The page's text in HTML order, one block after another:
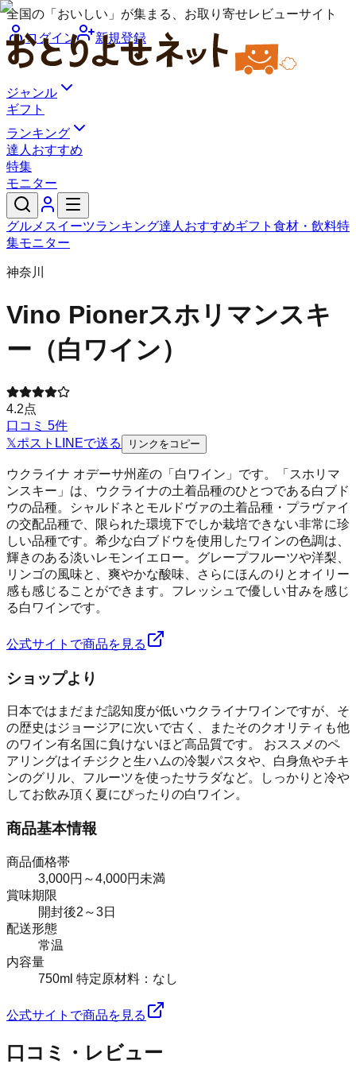
全国の「おいしい」が集まる、お取り寄せレビューサイト
ログイン
新規登録
ジャンル
ギフト
ランキング
達人おすすめ
特集
モニター
グルメ スイーツランキング達人おすすめギフト 食材・飲料特
集モニター
神奈川
Vino Pionerスホリマンスキ
ー（白ワイン）
4.2点
口コミ 5件
𝕏ポスト LINEで送る リンクをコピー
ウクライナ オデーサ州産の「白ワイン」です。「スホリマ
ンスキー」は、ウクライナの土着品種のひとつである白ブド
ウの品種。シャルドネとモルドヴァの土着品種・プラヴァイ
の交配品種で、限られた環境下でしか栽培できない非常に珍
しい品種です。希少な白ブドウを使用したワインの色調は、
輝きのある淡いレモンイエロー。グレープフルーツや洋梨、
リンゴの風味と、爽やかな酸味、さらにほんのりとオイリー
感も感じることができます。フレッシュで優しい甘みを感じ
る白ワインです。
公式サイトで商品を見る
ショップより
日本ではまだまだ認知度が低いウクライナワインですが、そ
の歴史はジョージアに次いで古く、またそのクオリティも他
のワイン有名国に負けないほど高品質です。 おススメのペ
アリングはイチジクと生ハムの冷製パスタや、白身魚やチキ
ンのグリル、フルーツを使ったサラダなど。しっかりと冷や
してお飲み頂く夏にぴったりの白ワイン。
商品基本情報
商品価格帯
3,000円～4,000円未満
賞味期限
開封後2～3日
配送形態
常温
内容量
750ml 特定原材料：なし
公式サイトで商品を見る
口コミ・レビュー